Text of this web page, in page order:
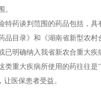
。
特药谈判范围的药品包括，
品目录》和《湖南省新型农
已明确纳入我省新农合重大
类重大疾病所使用的药往往
医保患者受益。